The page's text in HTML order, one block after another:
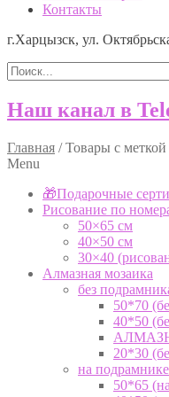
Контакты
г.Харцызск, ул.
Наш канал в
Главная /Товары с
Menu
🎁Подарочные
Рисование по
50×65 см
40×50 см
30×40
Алмазная мозаика
без
50*70
40*50
20*30
на подрамнике
50*65